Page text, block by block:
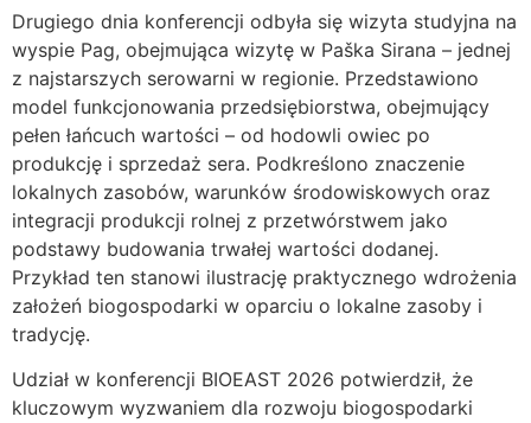
Drugiego dnia konferencji odbyła się wizyta studyjna na
wyspie Pag, obejmująca wizytę w Paška Sirana – jednej
z najstarszych serowarni w regionie. Przedstawiono
model funkcjonowania przedsiębiorstwa, obejmujący
pełen łańcuch wartości – od hodowli owiec po
produkcję i sprzedaż sera. Podkreślono znaczenie
lokalnych zasobów, warunków środowiskowych oraz
integracji produkcji rolnej z przetwórstwem jako
podstawy budowania trwałej wartości dodanej.
Przykład ten stanowi ilustrację praktycznego wdrożenia
założeń biogospodarki w oparciu o lokalne zasoby i
tradycję.
Udział w konferencji BIOEAST 2026 potwierdził, że
kluczowym wyzwaniem dla rozwoju biogospodarki